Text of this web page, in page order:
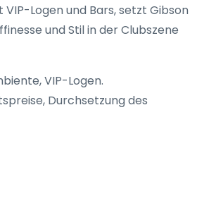
Logen und Bars, setzt Gibson
und Stil in der Clubszene
VIP-Logen.
Durchsetzung des